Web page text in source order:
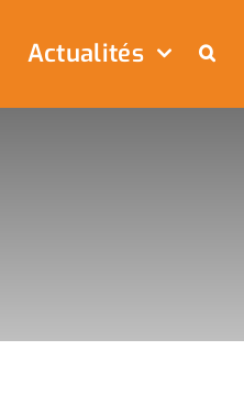
Actualités